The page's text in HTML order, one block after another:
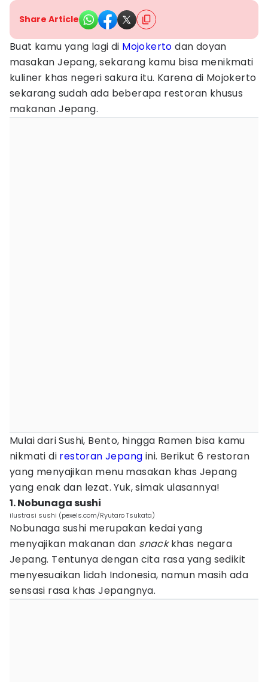
Share Article
Buat kamu yang lagi di Mojokerto dan doyan
masakan Jepang, sekarang kamu bisa menikmati
kuliner khas negeri sakura itu. Karena di Mojokerto
sekarang sudah ada beberapa restoran khusus
makanan Jepang.
Mulai dari Sushi, Bento, hingga Ramen bisa kamu
nikmati di restoran Jepang ini. Berikut 6 restoran
yang menyajikan menu masakan khas Jepang
yang enak dan lezat. Yuk, simak ulasannya!
1. Nobunaga sushi
ilustrasi sushi (pexels.com/Ryutaro Tsukata)
Nobunaga sushi merupakan kedai yang
menyajikan makanan dan snackkhas negara
Jepang. Tentunya dengan cita rasa yang sedikit
menyesuaikan lidah Indonesia, namun masih ada
sensasi rasa khas Jepangnya.